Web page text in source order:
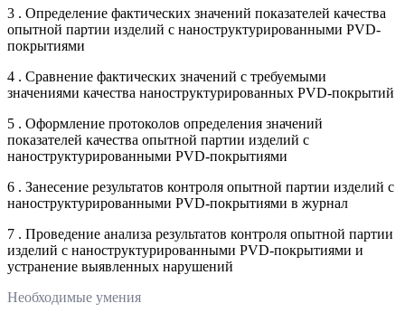
3 . Определение фактических значений показателей качества
опытной партии изделий с наноструктурированными PVD-
покрытиями
4 . Сравнение фактических значений с требуемыми
значениями качества наноструктурированных PVD-покрытий
5 . Оформление протоколов определения значений
показателей качества опытной партии изделий с
наноструктурированными PVD-покрытиями
6 . Занесение результатов контроля опытной партии изделий с
наноструктурированными PVD-покрытиями в журнал
7 . Проведение анализа результатов контроля опытной партии
изделий с наноструктурированными PVD-покрытиями и
устранение выявленных нарушений
Необходимые умения